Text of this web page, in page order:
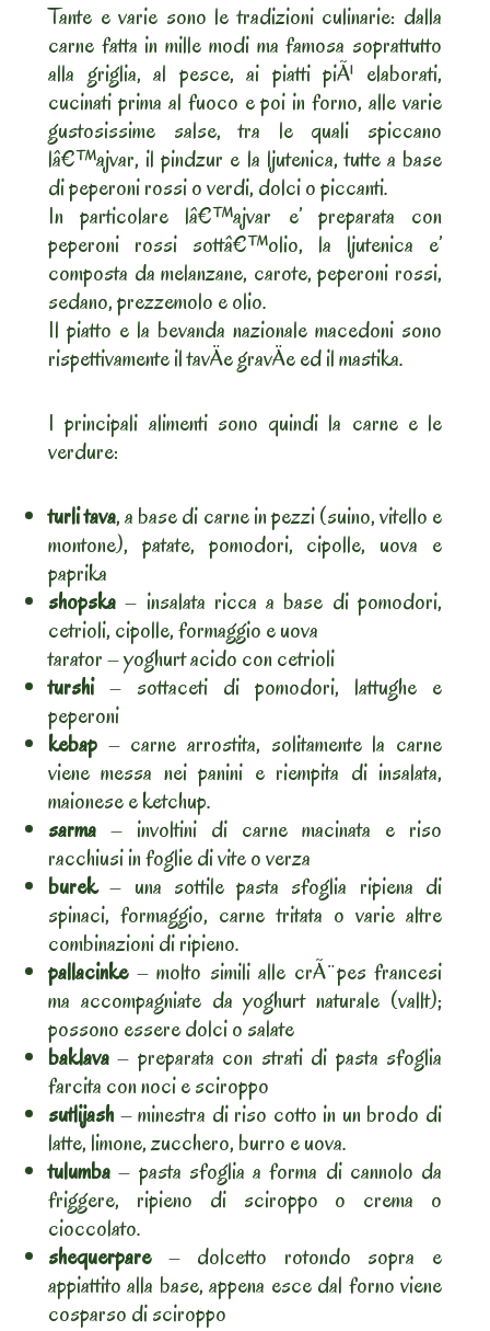
Tante e varie sono le tradizioni culinarie: dalla
carne fatta in mille modi ma famosa soprattutto
alla griglia, al pesce, ai piatti piÃ¹ elaborati,
cucinati prima al fuoco e poi in forno, alle varie
gustosissime salse, tra le quali spiccano
lâ€™ajvar, il pindzur e la ljutenica, tutte a base
di peperoni rossi o verdi, dolci o piccanti.
In particolare lâ€™ajvar e’ preparata con
peperoni rossi sottâ€™olio, la ljutenica e’
composta da melanzane, carote, peperoni rossi,
sedano, prezzemolo e olio.
Il piatto e la bevanda nazionale macedoni sono
rispettivamente il tavÄe gravÄe ed il mastika.
I principali alimenti sono quindi la carne e le
verdure:
turli tava, a base di carne in pezzi (suino, vitello e
montone), patate, pomodori, cipolle, uova e
paprika
shopska – insalata ricca a base di pomodori,
cetrioli, cipolle, formaggio e uova
tarator – yoghurt acido con cetrioli
turshi– sottaceti di pomodori, lattughe e
peperoni
kebap – carne arrostita, solitamente la carne
viene messa nei panini e riempita di insalata,
maionese e ketchup.
sarma – involtini di carne macinata e riso
racchiusi in foglie di vite o verza
burek– una sottile pasta sfoglia ripiena di
spinaci, formaggio, carne tritata o varie altre
combinazioni di ripieno.
pallacinke– molto simili alle crÃ¨pes francesi
ma accompagniate da yoghurt naturale (vallt);
possono essere dolci o salate
baklava – preparata con strati di pasta sfoglia
farcita con noci e sciroppo
sutlijash – minestra di riso cotto in un brodo di
latte, limone, zucchero, burro e uova.
tulumba – pasta sfoglia a forma di cannolo da
friggere, ripieno di sciroppo o crema o
cioccolato.
shequerpare– dolcetto rotondo sopra e
appiattito alla base, appena esce dal forno viene
cosparso di sciroppo